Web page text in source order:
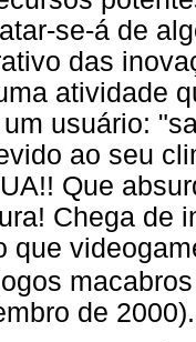
se-á de
das
atividade
usuário:
ao seu
Que
Chega de
que
de 2000).